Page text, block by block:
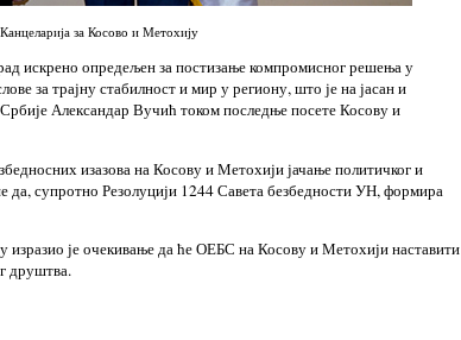
за Косово и Метохију
искрено опредељен за постизање компромисног решења у
за трајну стабилност и мир у региону, што је на јасан и
Александар Вучић током последње посете Косову и
изазова на Косову и Метохији јачање политичког и
да, супротно Резолуцији 1244 Савета безбедности УН, формира
изразио је очекивање да ће ОЕБС на Косову и Метохији наставити
друштва.